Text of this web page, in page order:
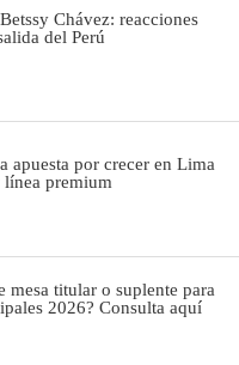
Chávez: reacciones
del Perú
apuesta por crecer en Lima
premium
mesa titular o suplente para
2026? Consulta aquí